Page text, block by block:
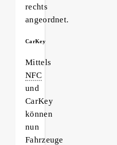
rechts
angeordnet.
CarKey
Mittels
NFC
und
CarKey
können
nun
Fahrzeuge